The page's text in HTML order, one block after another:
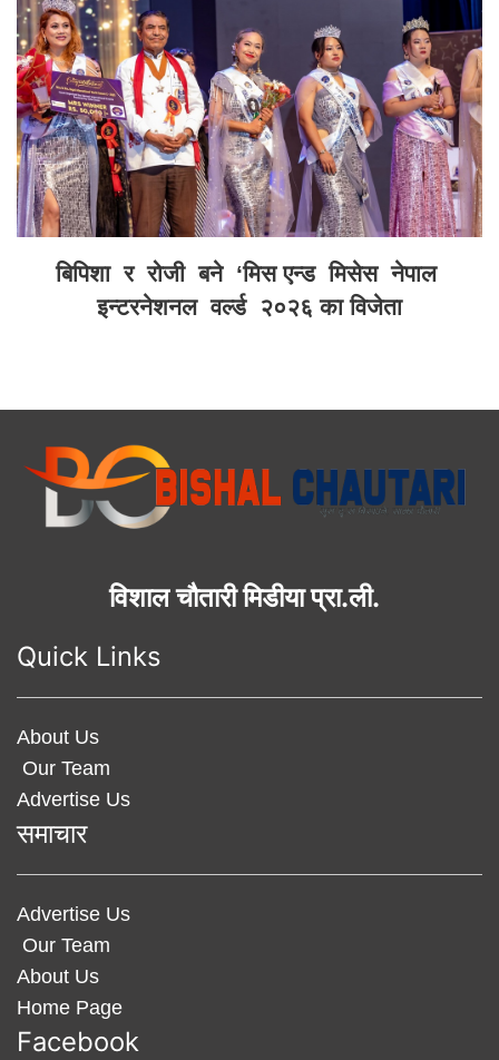
बिपिशा र रोजी बने ‘मिस एन्ड मिसेस नेपाल
इन्टरनेशनल वर्ल्ड २०२६ का विजेता
विशाल चौतारी मिडीया प्रा.ली.
Quick Links
About Us
Our Team
Advertise Us
समाचार
Advertise Us
Our Team
About Us
Home Page
Facebook